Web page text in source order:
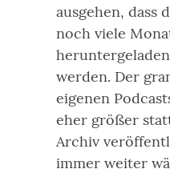
ausgehen, dass
noch viele
werden. Der
eigenen
eher größer
Archiv
immer weiter